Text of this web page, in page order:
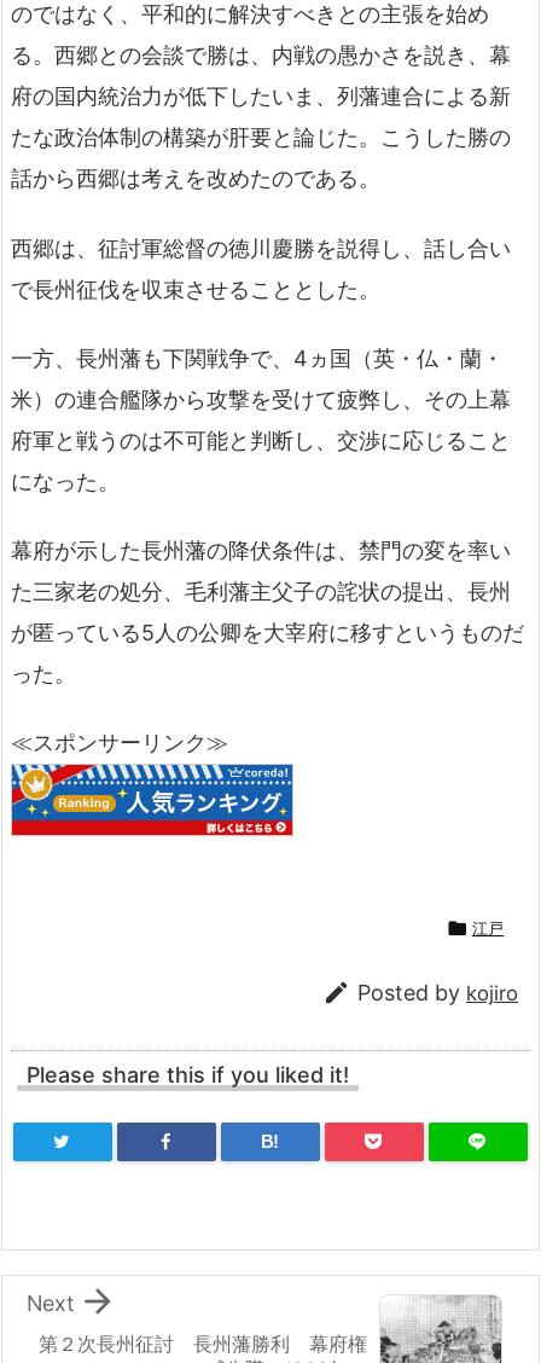
のではなく、平和的に解決すべきとの主張を始め
る。西郷との会談で勝は、内戦の愚かさを説き、幕
府の国内統治力が低下したいま、列藩連合による新
たな政治体制の構築が肝要と論じた。こうした勝の
話から西郷は考えを改めたのである。
西郷は、征討軍総督の徳川慶勝を説得し、話し合い
で長州征伐を収束させることとした。
一方、長州藩も下関戦争で、 4 ヵ国（英・仏・蘭・
米）の連合艦隊から攻撃を受けて疲弊し、その上幕
府軍と戦うのは不可能と判断し、交渉に応じること
になった。
幕府が示した長州藩の降伏条件は、禁門の変を率い
た三家老の処分、毛利藩主父子の詫状の提出、長州
が匿っている5人の公卿を大宰府に移すというものだ
った。
≪スポンサーリンク≫
 江戸
 Posted by kojiro
Please share this if you liked it!
B!
第２次長州征討 長州藩勝利 幕府権

Next